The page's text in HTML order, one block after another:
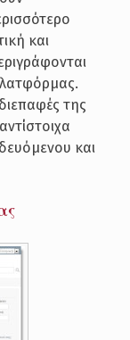
και
της
και